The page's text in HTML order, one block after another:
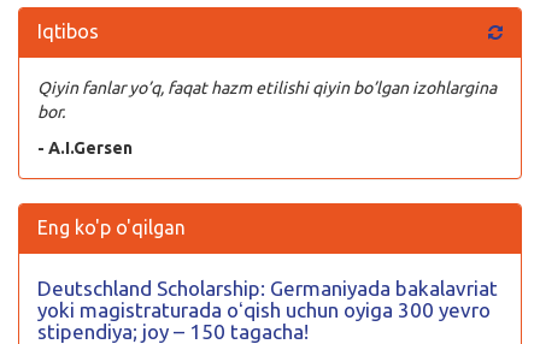
Iqtibos
Qiyin fanlar yo’q, faqat hazm etilishi qiyin bo’lgan izohlargina
bor.
- A.I.Gersen
Eng ko'p o'qilgan
Deutschland Scholarship: Germaniyada bakalavriat
yoki magistraturada oʻqish uchun oyiga 300 yevro
stipendiya; joy – 150 tagacha!